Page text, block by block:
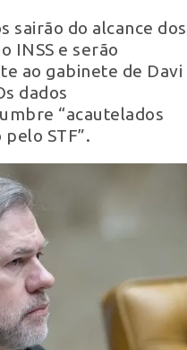
sairão do alcance dos
INSS e serão
ao gabinete de Davi
dados
“acautelados
STF”.